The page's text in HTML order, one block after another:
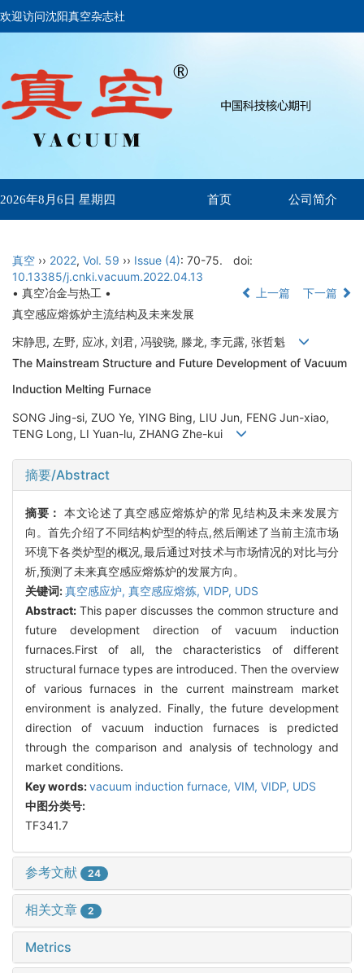
欢迎访问沈阳真空杂志社
2026年8月6日 星期四 首页 公司简介
真空 ›› 2022, Vol. 59 ›› Issue (4): 70-75.
doi:
10.13385/j.cnki.vacuum.2022.04.13
• 真空冶金与热工 •
上一篇
下一篇
真空感应熔炼炉主流结构及未来发展
宋静思, 左野, 应冰, 刘君, 冯骏骁, 滕龙, 李元露, 张哲魁
The Mainstream Structure and Future Development of Vacuum
Induction Melting Furnace
SONG Jing-si, ZUO Ye, YING Bing, LIU Jun, FENG Jun-xiao,
TENG Long, LI Yuan-lu, ZHANG Zhe-kui
摘要/Abstract
摘要： 本文论述了真空感应熔炼炉的常见结构及未来发展方
向。首先介绍了不同结构炉型的特点,然后阐述了当前主流市场
环境下各类炉型的概况,最后通过对技术与市场情况的对比与分
析,预测了未来真空感应熔炼炉的发展方向。
关键词:真空感应炉, 真空感应熔炼, VIDP, UDS
Abstract: This paper discusses the common structure and
future development direction of vacuum induction
furnaces.First of all, the characteristics of different
structural furnace types are introduced. Then the overview
of various furnaces in the current mainstream market
environment is analyzed. Finally, the future development
direction of vacuum induction furnaces is predicted
through the comparison and analysis of technology and
market conditions.
Key words:vacuum induction furnace, VIM, VIDP, UDS
中图分类号:
TF341.7
参考文献 24
相关文章 2
Metrics